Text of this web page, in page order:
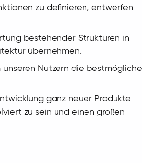
zu definieren, entwerfen
bestehender Strukturen in
übernehmen.
Nutzern die bestmögliche
ganz neuer Produkte
zu sein und einen großen